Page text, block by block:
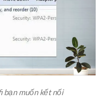
bạn muốn kết nối